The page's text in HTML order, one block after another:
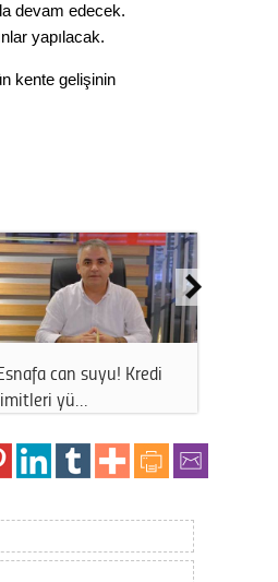
devam edecek.
yapılacak.
kente gelişinin
can suyu! Kredi
yü…